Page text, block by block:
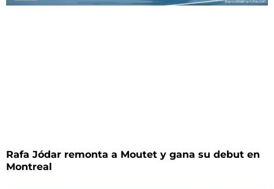
Rafa Jódar remonta a Moutet y gana su debut en
Montreal